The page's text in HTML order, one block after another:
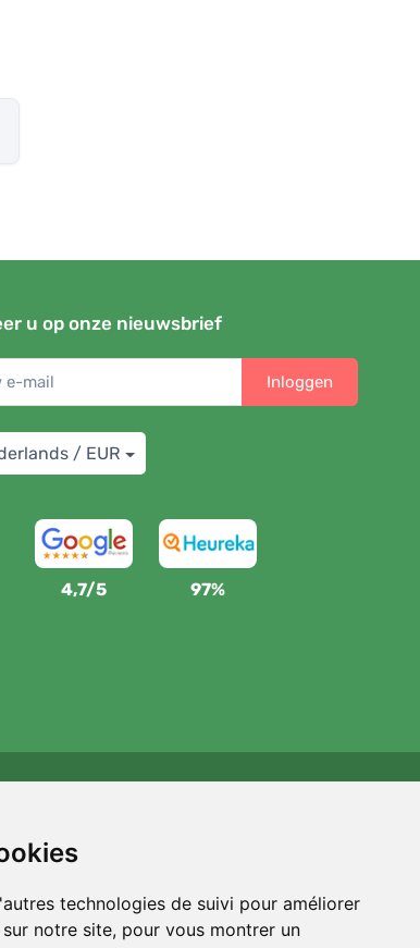
technologies de suivi pour améliorer
notre site, pour vous montrer un
u op onze nieuwsbrief
Inloggen
/ EUR
4,7/5 97%
elke bestelling planten we een boom! Lees meer
ons.